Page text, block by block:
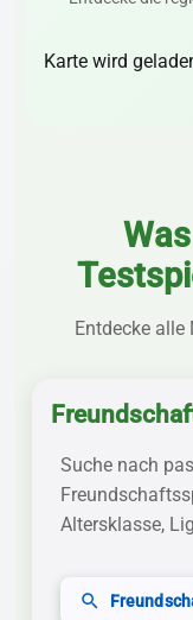
Karte wird
Entdecke
Suche nach
Altersklasse,
search